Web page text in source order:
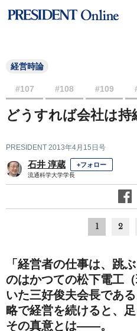
経営時論
#107 #108 #109
どうすれば会社は
PRESIDENT 2013年4月15日号
石井 淳蔵 +フォロー
流通科学大学学長
1 2
「経営者の仕事は、跳
のはかつての松下電工
いた三好俊夫会長であ
略で経営を続けると、
その真意とは――。